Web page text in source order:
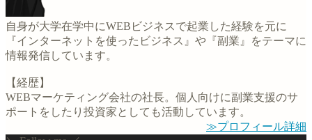
自身が大学在学中にWEBビジネスで起業した経験を元に
『インターネットを使ったビジネス』や『副業』をテーマに
情報発信しています。
【経歴】
WEBマーケティング会社の社長。個人向けに副業支援のサ
ポートをしたり投資家としても活動しています。
≫プロフィール詳細